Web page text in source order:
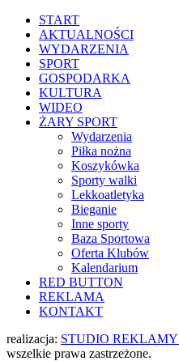
START
AKTUALNOŚCI
WYDARZENIA
SPORT
GOSPODARKA
KULTURA
WIDEO
ŻARY SPORT
Wydarzenia
Piłka nożna
Koszykówka
Sporty walki
Lekkoatletyka
Bieganie
Inne sporty
Baza Sportowa
Oferta Klubów
Kalendarium
RED BUTTON
REKLAMA
KONTAKT
realizacja: STUDIO REKLAMY
wszelkie prawa zastrzeżone.